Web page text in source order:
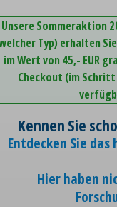
Unsere Sommeraktion
Typ) erhalten
im Wert von 45,- EUR
Checkout (im
Kennen Sie
Entdecken Sie
Hier haben